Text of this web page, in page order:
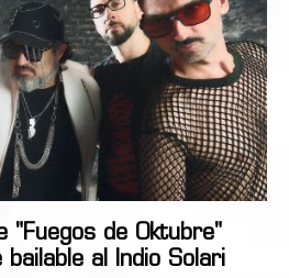
"Fuegos de Oktubre"
bailable al Indio Solari